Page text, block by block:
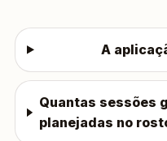
A
Quantas sessões
planejadas no